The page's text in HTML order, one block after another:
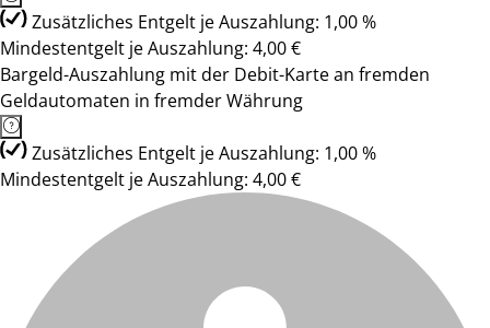
Zusätzliches Entgelt je Auszahlung: 1,00 %
Mindestentgelt je Auszahlung: 4,00 €
Bargeld-Auszahlung mit der Debit-Karte an fremden
Geldautomaten in fremder Währung
Zusätzliches Entgelt je Auszahlung: 1,00 %
Mindestentgelt je Auszahlung: 4,00 €